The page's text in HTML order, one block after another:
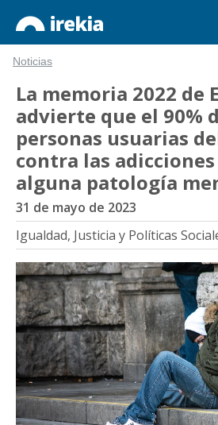
Noticias
La memoria 2022 de
advierte que el 90%
personas usuarias
contra las
alguna patología
31 de mayo de 2023
Igualdad, Justicia y Políticas